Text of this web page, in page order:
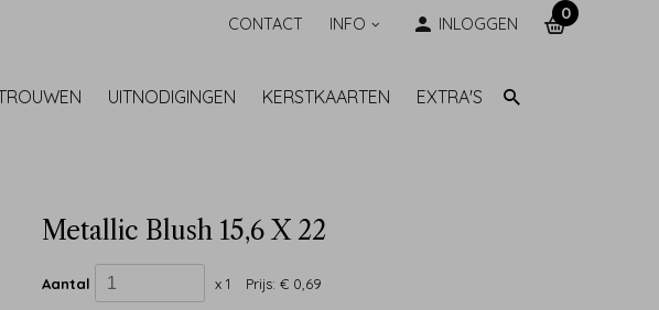
CONTACT INFO INLOGGEN
0
UITNODIGINGEN KERSTKAARTEN EXTRA'S
Metallic Blush 15,6 X 22
Aantal x 1 Prijs:€ 0,69